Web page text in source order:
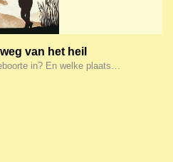
van het heil
in? En welke plaats…